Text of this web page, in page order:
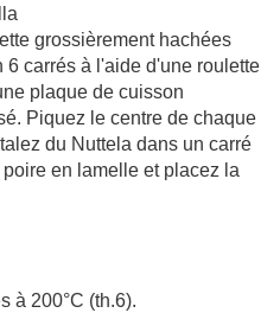
grossièrement hachées
carrés à l'aide d'une roulette
plaque de cuisson
Piquez le centre de chaque
du Nuttela dans un carré
en lamelle et placez la
à 200°C (th.6).